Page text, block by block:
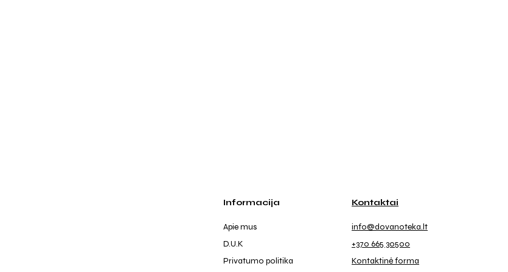
Informacija
Apie mus
D.U.K
Privatumo politika
Kontaktai
info@dovanoteka.lt
+370 665 30500
Kontaktinė forma